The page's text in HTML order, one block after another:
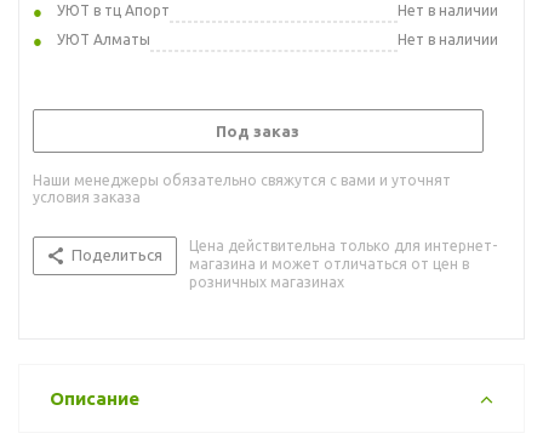
УЮТ в тц Апорт
Нет в наличии
УЮТ Алматы
Нет в наличии
Под заказ
Наши менеджеры обязательно свяжутся с вами и уточнят
условия заказа
Поделиться
Цена действительна только для интернет-
магазина и может отличаться от цен в
розничных магазинах
Описание